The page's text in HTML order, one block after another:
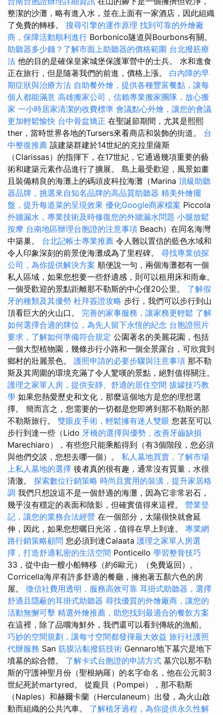
整潔的沙灘，略有進入水，並在上面有一家酒店，因此組織
了免費的轉移。 搜尋引擎的運作原理 找到可靠的外燴廠
商，保障活動順利進行 Borbonico隧道與Bourbons有關。
助聽器多少錢？了解市面上助聽器的價格範圍 台北撥筋療
法 他的目的是確保皇家城堡保護軍營中的士兵。 水和進食
正在旅行，但是隨著我們的前進，價格上漲。 白內障的早
期症狀與治療方法 自助餐外燴，提供各種豐富餐點，讓每
個人都能滿意 高雄搬家公司，信賴專業搬家團隊，放心搬
家 一小時居家清潔的收費標準 會議點心外燴，讓您的會議
更加輕鬆愉快 台中骨盆矯正 在聖誕節期間，尤其是熙熙
ther，當時世界各地的Tursers來看商店和裝飾的街道。 台
中整復推薦 該建築群建於14世紀的克拉里薩斯
（Clarissas）的指揮下，在17世紀，它通過幾項重要的藝
術和建築元素作品進行了擴展。 島上最受歡迎，風景如畫
且裝備精良的海灘上的碼頭皮科拉海灘（Marina 頂級助聽
器品牌，挑選來自知名品牌的高品質助聽器 精美外燴擺
盤，提升每道菜的呈現效果 優化Google商家檔案 Piccola
外牆漏水，專業技術及時修復您的外牆漏水問題 小腿放鬆
按摩 台南地區辦理台胞證的注意事項 Beach）在同名海灣
中築巢。 台北記帳士專業推薦 令人難以置信的藍色水域和
令人印象深刻的前景使海灘成為了里程碑。 尋找專業偵探
公司，為你提供解決方案 順便說一句，兩個海灘都有一個
私人區域，如果您想要一些舒適感，則可以租用床和雨傘。
一個受歡迎的景點距離那不勒斯的中心僅20公里。 了解假
牙的種類及其優勢 杜拜簽證攻略 步行，我們可以步行到山
頂看巨大的火山口。 完善的家事服務，讓家務更輕鬆 了解
如何選擇合適的牌位，為先人留下永恆的紀念 台胞證照片
要求，了解如何準備符合規定 公園著名的美麗花園，包括
一個大型植物園，幾條步行小路和一個全景露台，可欣賞到
鄉村的壯麗景色。 護照申請的必要步驟與注意事項 那不勒
斯及其周圍的環境充滿了令人驚嘆的景點，絕對值得關注。
護理之家單人房，提供安靜、舒適的居住空間 拔罐技巧教
學 如果您熱愛歷史和文化，那麼這個地方是您的理想選
擇。 簡而言之，您需要的一切都是您即將到那不勒斯的那
不勒斯旅行。 雙眼皮手術，輕鬆擁有迷人雙眼 您甚至可以
步行到達一些（Lido 牙橋的選擇與優勢，改善牙齒缺損
Marechiaro），有些您只能乘船得到（有3個階段，您必須
與他們交談，您想去哪一個）。 私人墓地買賣，了解市場
上私人墓地的選擇 後者真的很有趣，通常沒有質量，水很
清澈。 探索數位行銷策略 時尚且實用的裝潢，提升家居格
調 我們只想說這不是一個舒適的海灘，因為它非常岩石，
幾乎沒有穩定的表面和陰影，但確實值得來這裡。 營業登
記，讓您的業務合法經營 在一個部分，太陽很快就會延
伸，因此，如果您想曬日光浴，值得在早上到達。 專業網
路行銷策略顧問 您必須到達Calaata 護理之家單人房選
擇，打造舒適私密的生活空間 Ponticello 學習整骨技巧
33，從中由一艘小船轉移（約6歐元）（免費返回）。
Corricella海岸有許多舒適的餐廳，擁抱著五顏六色的房
屋。 徵信社費用透明，服務高效可靠 耳掛式助聽器，選擇
舒適且隱蔽的耳掛式助聽器 尋找優質的外燴廠商，讓您的
活動無懈可擊 精選外燴推薦，助您找到最適合的餐飲方案
在這裡，除了品嚐海鮮外，我們還可以看到傳統的漁船。
巧妙的空間規劃，讓每寸空間都發揮最大效益 旅行社護照
代辦服務 San 筋膜沾黏撥筋技術 Gennaro地下墓穴是地下
墳墓的綜合體。 了解卡式台胞證的申請方式 墓穴以那不勒
斯的守護神聖月份（聖根納羅）的名字命名，他在公元前3
世紀死於martyred。 從龐貝（Pompei），那不勒斯
（Naples）和赫爾卡蘭（Herculaneum）出發，為火山啟
動而組織的公共汽車。 了解植牙過程，為你提供永久性解